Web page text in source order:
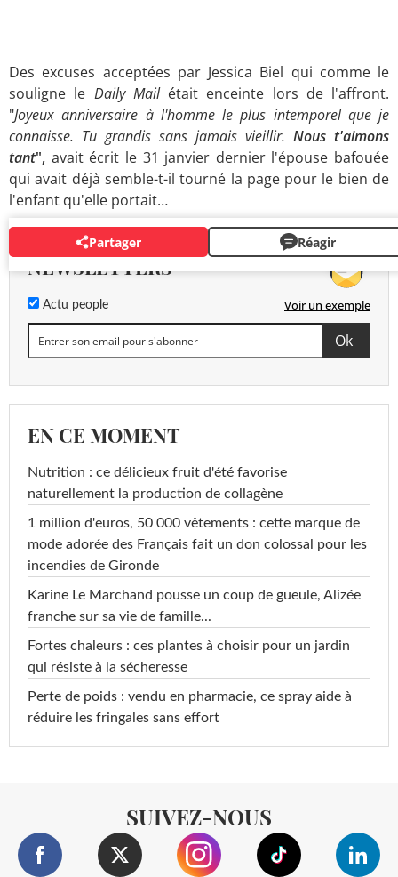
Des excuses acceptées par Jessica Biel qui comme le
souligne le Daily Mail était enceinte lors de l'affront.
"Joyeux anniversaire à l'homme le plus intemporel que je
connaisse. Tu grandis sans jamais vieillir. Nous t'aimons
tant", avait écrit le 31 janvier dernier l'épouse bafouée
qui avait déjà semble-t-il tourné la page pour le bien de
l'enfant qu'elle portait…
Partager Réagir
NEWSLETTERS
Actu people Voir un exemple
EN CE MOMENT
Nutrition : ce délicieux fruit d'été favorise
naturellement la production de collagène
1 million d'euros, 50 000 vêtements : cette marque de
mode adorée des Français fait un don colossal pour les
incendies de Gironde
Karine Le Marchand pousse un coup de gueule, Alizée
franche sur sa vie de famille...
Fortes chaleurs : ces plantes à choisir pour un jardin
qui résiste à la sécheresse
Perte de poids : vendu en pharmacie, ce spray aide à
réduire les fringales sans effort
SUIVEZ-NOUS